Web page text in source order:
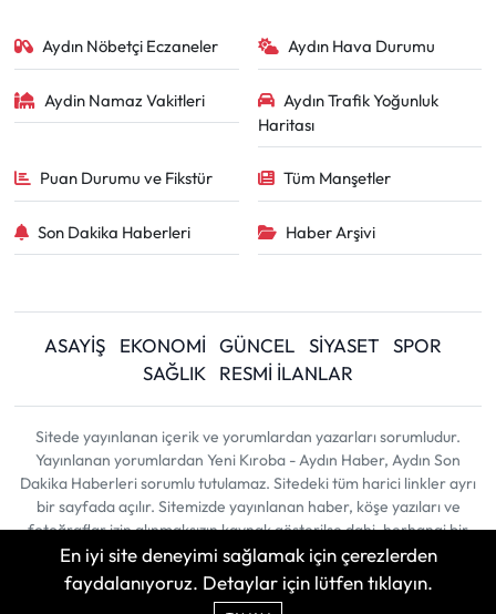
Aydın Nöbetçi Eczaneler Aydın Hava Durumu
Aydin Namaz Vakitleri
Aydın Trafik Yoğunluk
Haritası
Puan Durumu ve Fikstür Tüm Manşetler
Son Dakika Haberleri Haber Arşivi
ASAYİŞ EKONOMİ GÜNCEL SİYASET
SPOR
SAĞLIK
RESMİ İLANLAR
Sitede yayınlanan içerik ve yorumlardan yazarları sorumludur.
Yayınlanan yorumlardan Yeni Kıroba - Aydın Haber, Aydın Son
Dakika Haberleri sorumlu tutulamaz. Sitedeki tüm harici linkler ayrı
bir sayfada açılır. Sitemizde yayınlanan haber, köşe yazıları ve
fotoğraflar izin alınmaksızın kaynak gösterilse dahi, herhangi bir
ortamda kullanılamaz ve yayınlanamaz
En iyi site deneyimi sağlamak için çerezlerden
faydalanıyoruz. Detaylar için lütfen tıklayın.